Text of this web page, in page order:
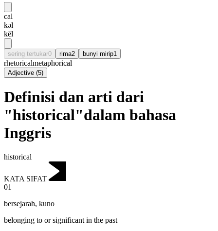
cal
kəl
kēl
sering tertukar0 rima2 bunyi mirip1
rhetoricalmetaphorical
Adjective (5)
Definisi dan arti dari
"historical"dalam bahasa
Inggris
historical
KATA SIFAT
01
bersejarah, kuno
belonging to or significant in the past